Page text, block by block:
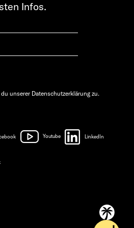
Infos.
unserer Datenschutzerklärung zu.
Youtube LinkedIn